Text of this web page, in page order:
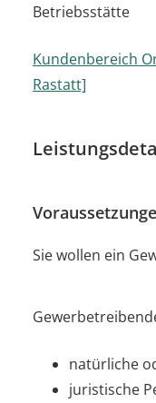
Betriebsstätte
Kundenbereich
Rastatt]
Sie wollen ein
natürliche
juristische